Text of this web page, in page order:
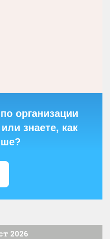
организации
знаете, как
2026